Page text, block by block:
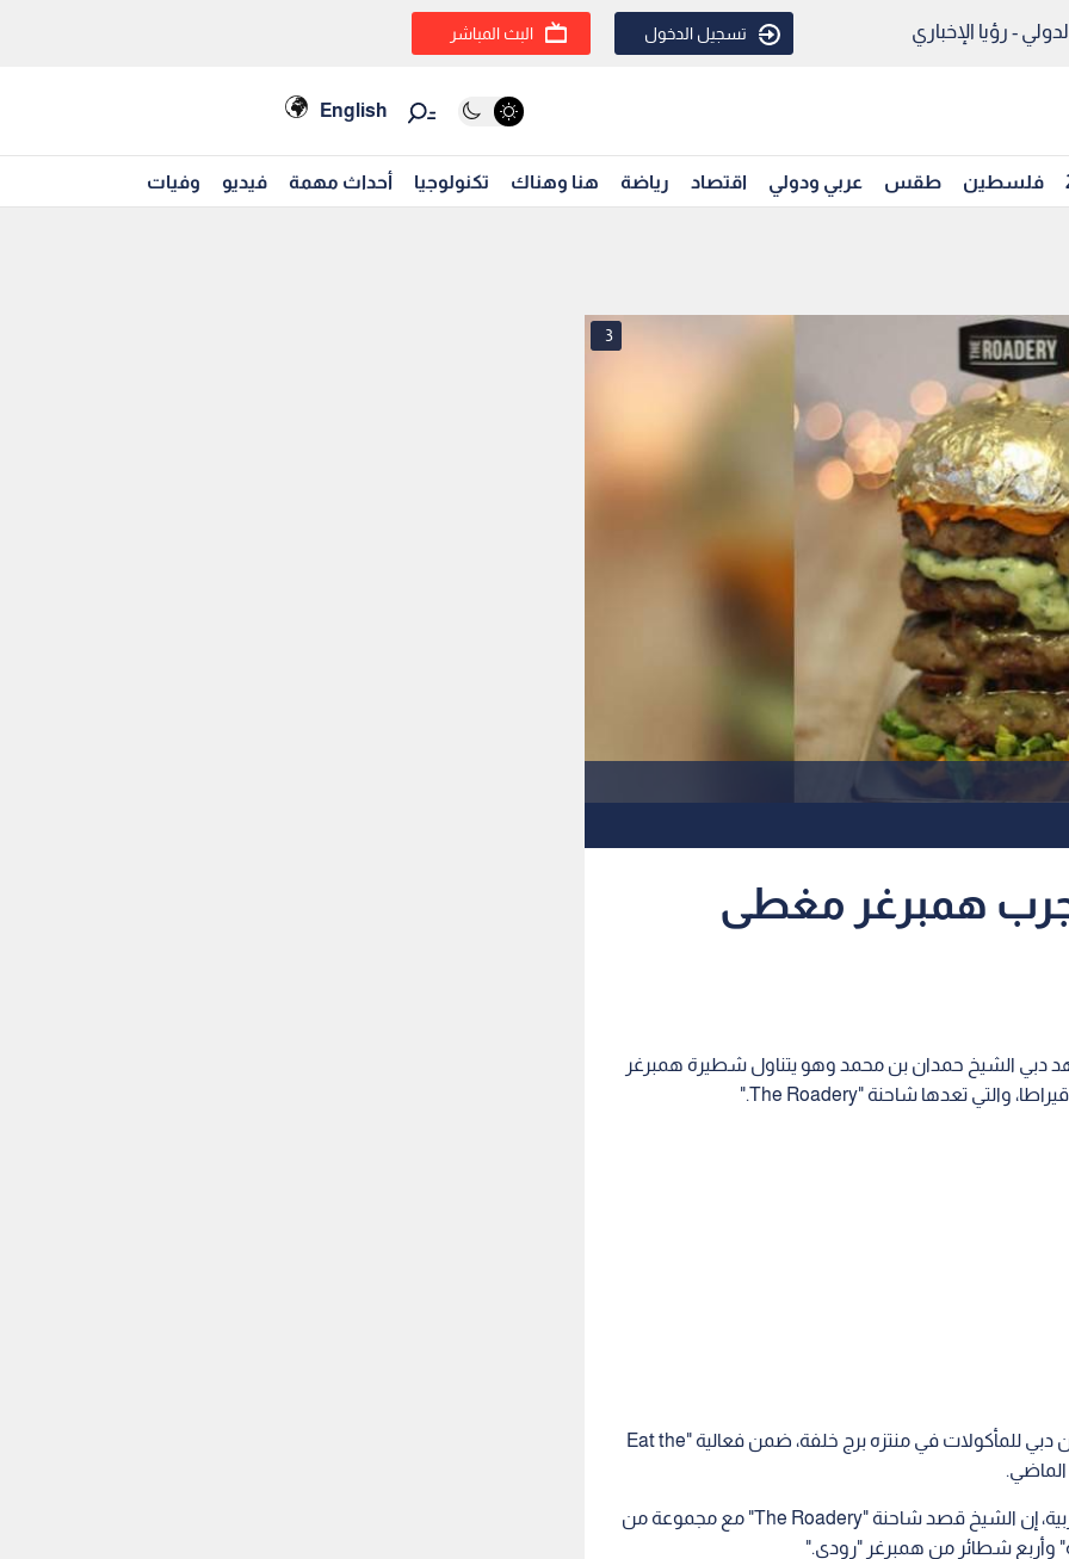
- رؤيا الإخباري تسجيل الدخول البث المباشر
English
فلسطين طقس عربي ودولي اقتصاد رياضة هنا وهناك تكنولوجيا أحداث مهمة فيديو وفيات
3
همبرغر مغطى
دبي الشيخ حمدان بن محمد وهو يتناول شطيرة همبرغر
وشاركت شاحنة "The Roadery" في فعاليات مهرجان دبي للمأكولات في منتزه برج خلفة، ضمن فعالية "Eat the
وقال صاحب المطعم دان شيرمان لموقع CNN بالعربية، إن الشيخ قصد شاحنة "The Roadery" مع مجموعة من
وأربع شطائر من همبرغر "رودي."